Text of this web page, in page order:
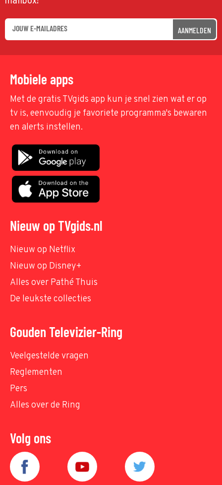
AANMELDEN
Mobiele apps
Met de gratis TVgids app kun je snel zien wat er op
tv is, eenvoudig je favoriete programma's bewaren
en alerts instellen.
Nieuw op TVgids.nl
Nieuw op Netflix
Nieuw op Disney+
Alles over Pathé Thuis
De leukste collecties
Gouden Televizier-Ring
Veelgestelde vragen
Reglementen
Pers
Alles over de Ring
Volg ons